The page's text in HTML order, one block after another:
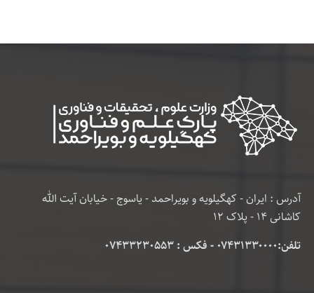
آدرس : ایران - کهگیلویه و بویراحمد - یاسوج - خیابان آیت الله
کاشانی 14 - پلاک 12
تلفن:۰۷۴۳۱۳۳۰۰۰۰ - فکس : 07433230553